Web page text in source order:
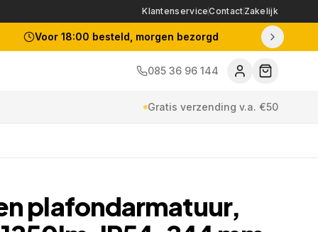
KlantenserviceContact Zakelijk
Voor 18:00 besteld, morgen bezorgd
085 36 96 144
Gratis verzending v.a. €50
plafondarmatuur,